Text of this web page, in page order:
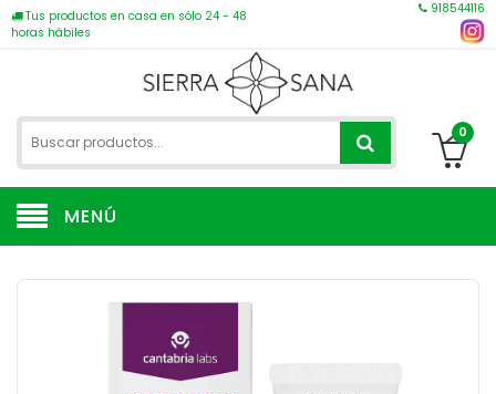
Tus productos en casa en sólo 24 - 48
horas hábiles
918544116
0
MENÚ